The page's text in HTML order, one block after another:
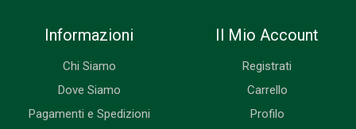
Informazioni
Chi Siamo
Dove Siamo
Pagamenti e Spedizioni
Il Mio Account
Registrati
Carrello
Profilo